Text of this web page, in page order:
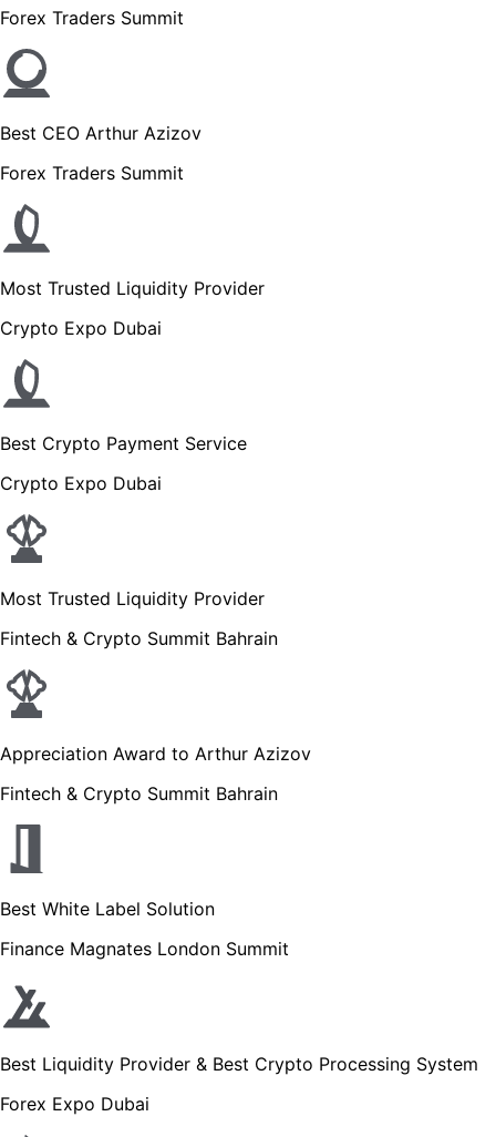
Forex Traders Summit
Best CEO Arthur Azizov
Forex Traders Summit
Most Trusted Liquidity Provider
Crypto Expo Dubai
Best Crypto Payment Service
Crypto Expo Dubai
Most Trusted Liquidity Provider
Fintech & Crypto Summit Bahrain
Appreciation Award to Arthur Azizov
Fintech & Crypto Summit Bahrain
Best White Label Solution
Finance Magnates London Summit
Best Liquidity Provider & Best Crypto Processing System
Forex Expo Dubai